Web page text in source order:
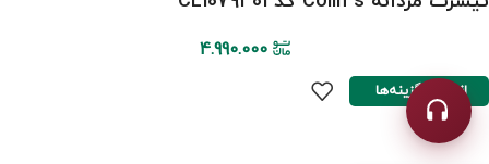
4.990.000
انتخاب گزینه‌ها